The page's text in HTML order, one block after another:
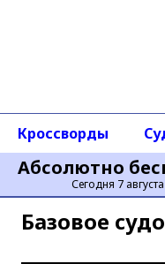
Абсолютно
Сегодня 7
Кроссворды
Базовое